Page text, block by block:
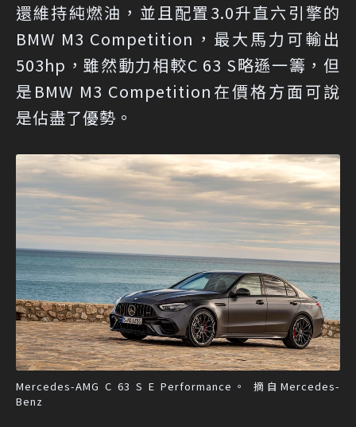
還維持純燃油，並且配置3.0升直六引擎的
BMW M3 Competition，最大馬力可輸出
503hp，雖然動力相較C 63 S略遜一籌，但
是BMW M3 Competition在價格方面可說
是佔盡了優勢。
Mercedes-AMG C 63 S E Performance。 摘自Mercedes-
Benz